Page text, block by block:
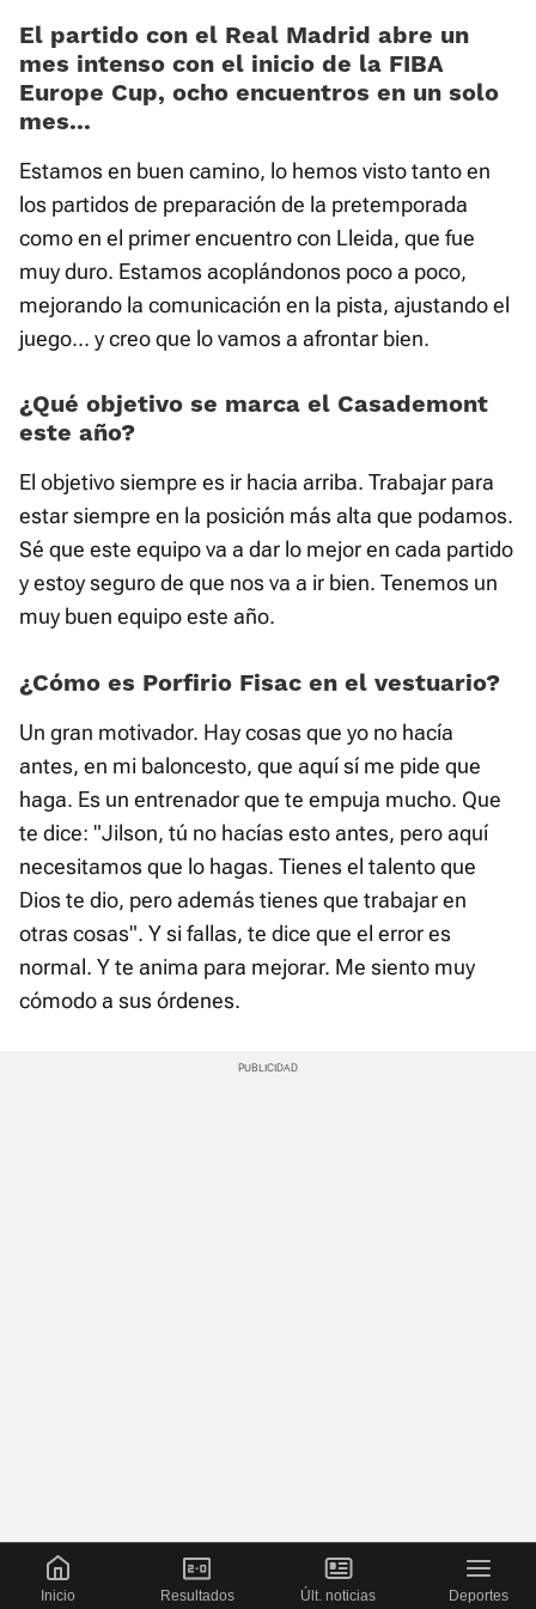
El partido con el Real Madrid abre un
mes intenso con el inicio de la FIBA
Europe Cup, ocho encuentros en un solo
mes...
Estamos en buen camino, lo hemos visto tanto en
los partidos de preparación de la pretemporada
como en el primer encuentro con Lleida, que fue
muy duro. Estamos acoplándonos poco a poco,
mejorando la comunicación en la pista, ajustando el
juego... y creo que lo vamos a afrontar bien.
¿Qué objetivo se marca el Casademont
este año?
El objetivo siempre es ir hacia arriba. Trabajar para
estar siempre en la posición más alta que podamos.
Sé que este equipo va a dar lo mejor en cada partido
y estoy seguro de que nos va a ir bien. Tenemos un
muy buen equipo este año.
¿Cómo es Porfirio Fisac en el vestuario?
Un gran motivador. Hay cosas que yo no hacía
antes, en mi baloncesto, que aquí sí me pide que
haga. Es un entrenador que te empuja mucho. Que
te dice: "Jilson, tú no hacías esto antes, pero aquí
necesitamos que lo hagas. Tienes el talento que
Dios te dio, pero además tienes que trabajar en
otras cosas". Y si fallas, te dice que el error es
normal. Y te anima para mejorar. Me siento muy
cómodo a sus órdenes.
Inicio Resultados Últ. noticias Deportes